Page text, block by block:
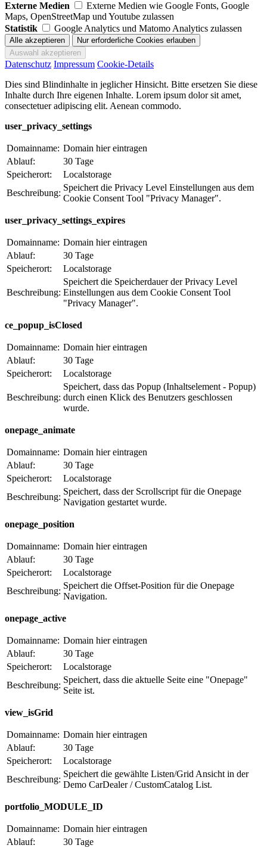
Externe Medien
Externe Medien wie Google Fonts, Google
Maps, OpenStreetMap und Youtube zulassen
Statistik
Google Analytics und Matomo Analytics zulassen
Datenschutz Impressum Cookie-Details
Dies sind Blindinhalte in jeglicher Hinsicht. Bitte ersetzen Sie diese
Inhalte durch Ihre eigenen Inhalte. Lorem ipsum dolor sit amet,
consectetuer adipiscing elit. Aenean commodo.
user_privacy_settings
Domainname: Domain hier eintragen
Ablauf:
30 Tage
Speicherort:
Localstorage
Beschreibung:
Speichert die Privacy Level Einstellungen aus dem
Cookie Consent Tool "Privacy Manager".
user_privacy_settings_expires
Domainname: Domain hier eintragen
Ablauf:
30 Tage
Speicherort:
Localstorage
Beschreibung:
Speichert die Speicherdauer der Privacy Level
Einstellungen aus dem Cookie Consent Tool
"Privacy Manager".
ce_popup_isClosed
Domainname: Domain hier eintragen
Ablauf:
30 Tage
Speicherort:
Localstorage
Beschreibung:
Speichert, dass das Popup (Inhaltselement - Popup)
durch einen Klick des Benutzers geschlossen
wurde.
onepage_animate
Domainname: Domain hier eintragen
Ablauf:
30 Tage
Speicherort:
Localstorage
Beschreibung:
Speichert, dass der Scrollscript für die Onepage
Navigation gestartet wurde.
onepage_position
Domainname: Domain hier eintragen
Ablauf:
30 Tage
Speicherort:
Localstorage
Beschreibung:
Speichert die Offset-Position für die Onepage
Navigation.
onepage_active
Domainname: Domain hier eintragen
Ablauf:
30 Tage
Speicherort:
Localstorage
Beschreibung:
Speichert, dass die aktuelle Seite eine "Onepage"
Seite ist.
view_isGrid
Domainname: Domain hier eintragen
Ablauf:
30 Tage
Speicherort:
Localstorage
Beschreibung:
Speichert die gewählte Listen/Grid Ansicht in der
Demo CarDealer / CustomCatalog List.
portfolio_MODULE_ID
Domainname: Domain hier eintragen
Ablauf:
30 Tage